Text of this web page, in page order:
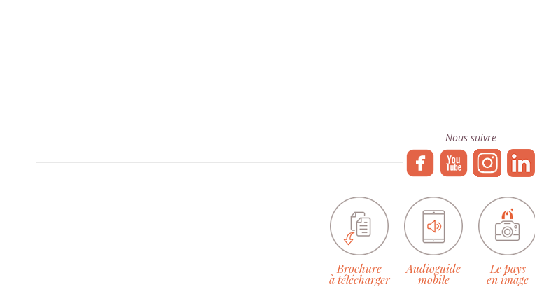
Nous suivre
Brochure
à télécharger
Audioguide
mobile
Le pays
en image